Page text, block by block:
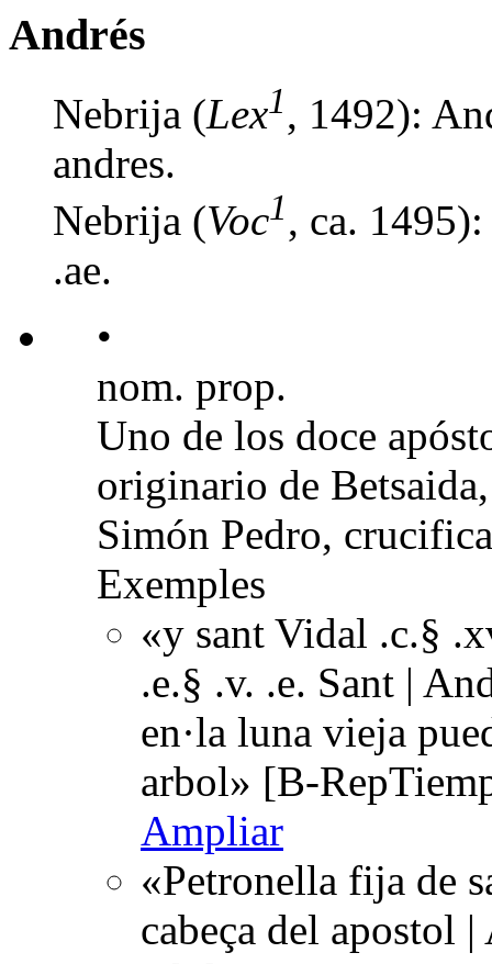
Andrés
Nebrija (Lex1, 1492):
andres.
Nebrija (Voc1, ca.
.ae.
•
nom. prop.
Uno de los doce
originario de
Simón Pedro,
Exemples
«y sant Vidal .c.§
.e.§ .v. .e. Sant |
en·la luna vieja
arbol» [B-
Ampliar
«Petronella fija de
cabeça del apostol